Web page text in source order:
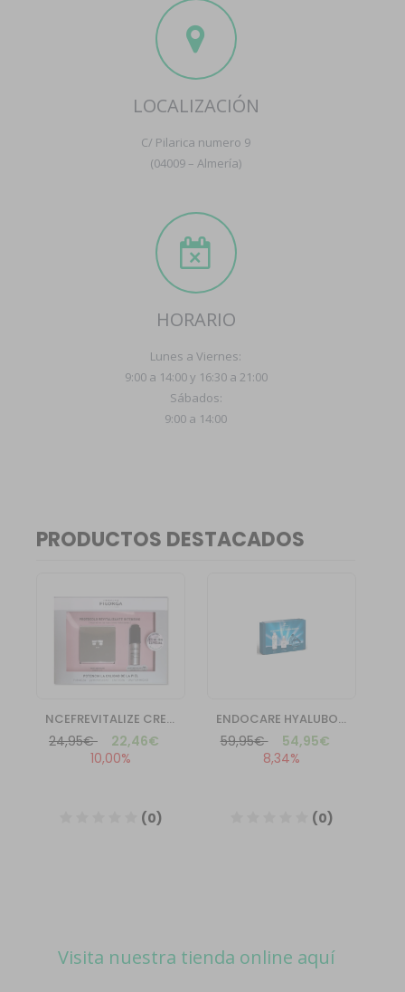
LOCALIZACIÓN
C/ Pilarica numero 9
(04009 – Almería)
HORARIO
Lunes a Viernes:
9:00 a 14:00 y 16:30 a 21:00
Sábados:
9:00 a 14:00
Visita nuestra tienda online aquí